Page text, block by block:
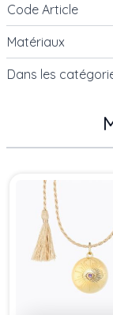
Code Article
Matériaux
Dans les